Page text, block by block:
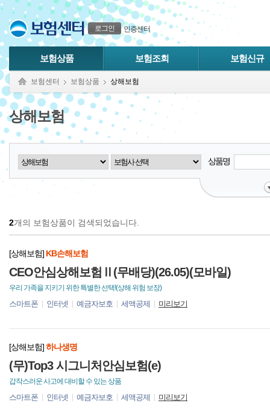
본문으로 바로가기
푸터 바로가기
로그인 인증센터
보험상품 보험조회 보험신규
보험센터 보험상품 상해보험
상해보험
상품명
2개의 보험상품이 검색되었습니다.
CEO안심상해보험Ⅱ(무배당)(26.05)(모바일)
[상해보험] KB손해보험
우리 가족을 지키기 위한 특별한 선택!(상해 위험 보장)
스마트폰 인터넷 예금자보호 세액공제 미리보기
(무)Top3 시그니처안심보험(e)
[상해보험]하나생명
갑작스러운 사고에 대비할 수 있는 상품
스마트폰 인터넷 예금자보호 세액공제 미리보기